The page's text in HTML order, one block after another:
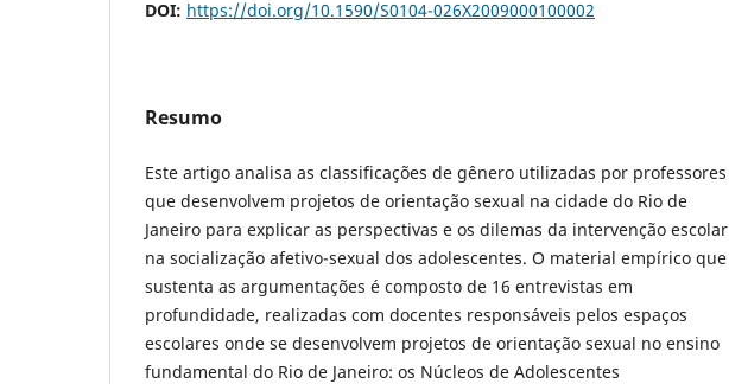
DOI: https://doi.org/10.1590/S0104-026X2009000100002
Resumo
Este artigo analisa as classificações de gênero utilizadas por professores
que desenvolvem projetos de orientação sexual na cidade do Rio de
Janeiro para explicar as perspectivas e os dilemas da intervenção escolar
na socialização afetivo-sexual dos adolescentes. O material empírico que
sustenta as argumentações é composto de 16 entrevistas em
profundidade, realizadas com docentes responsáveis pelos espaços
escolares onde se desenvolvem projetos de orientação sexual no ensino
fundamental do Rio de Janeiro: os Núcleos de Adolescentes